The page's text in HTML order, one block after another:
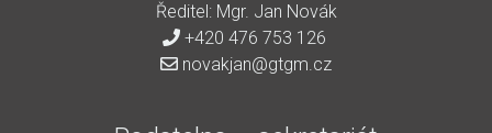
Ředitel: Mgr. Jan Novák
+420 476 753 126
novakjan@gtgm.cz